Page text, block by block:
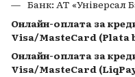
Банк: АТ «Універсал
Онлайн-оплата за
Visa/MasteCard (Plata
Онлайн-оплата за
Visa/MasteCard